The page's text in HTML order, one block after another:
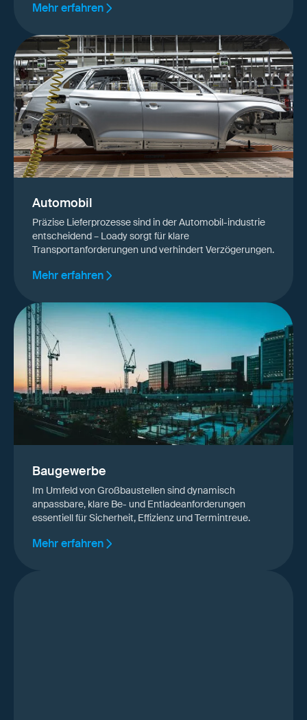
Mehr erfahren
Automobil
Präzise Lieferprozesse sind in der Automobil-industrie
entscheidend – Loady sorgt für klare
Transportanforderungen und verhindert Verzögerungen.
Mehr erfahren
Baugewerbe
Im Umfeld von Großbaustellen sind dynamisch
anpassbare, klare Be- und Entladeanforderungen
essentiell für Sicherheit, Effizienz und Termintreue.
Mehr erfahren